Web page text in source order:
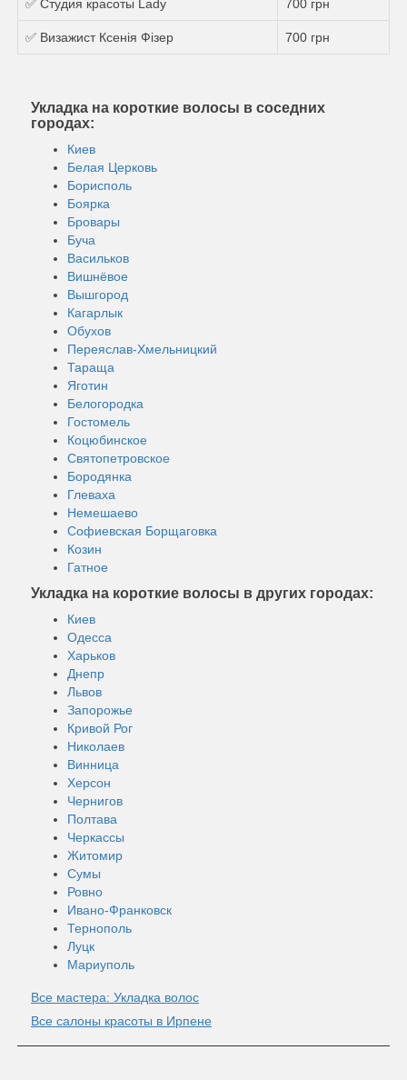
✅ Студия красоты Lady 700 грн
✅ Визажист Ксенія Фізер 700 грн
Укладка на короткие волосы в соседних
городах:
Киев
Белая Церковь
Борисполь
Боярка
Бровары
Буча
Васильков
Вишнёвое
Вышгород
Кагарлык
Обухов
Переяслав-Хмельницкий
Тараща
Яготин
Белогородка
Гостомель
Коцюбинское
Святопетровское
Бородянка
Глеваха
Немешаево
Софиевская Борщаговка
Козин
Гатное
Укладка на короткие волосы в других городах:
Киев
Одесса
Харьков
Днепр
Львов
Запорожье
Кривой Рог
Николаев
Винница
Херсон
Чернигов
Полтава
Черкассы
Житомир
Сумы
Ровно
Ивано-Франковск
Тернополь
Луцк
Мариуполь
Все мастера: Укладка волос
Все салоны красоты в Ирпене